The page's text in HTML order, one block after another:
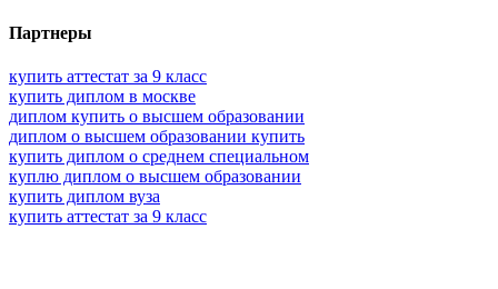
Партнеры
купить аттестат за 9 класс
купить диплом в москве
диплом купить о высшем образовании
диплом о высшем образовании купить
купить диплом о среднем специальном
куплю диплом о высшем образовании
купить диплом вуза
купить аттестат за 9 класс